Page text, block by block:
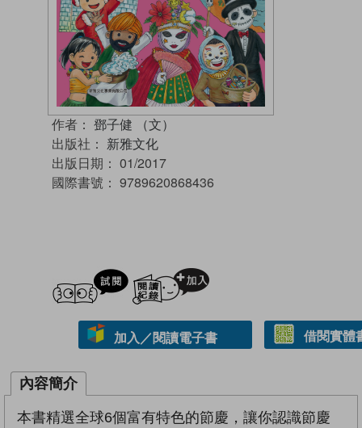
作者： 鄧子健 （文）
出版社： 新雅文化
出版日期： 01/2017
國際書號： 9789620868436
試閲
加入／閱讀電子書 借閱實體
內容簡介
本書精選全球6個富有特色的節慶，讓你認識節慶